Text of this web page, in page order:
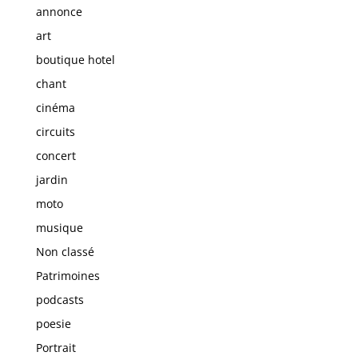
annonce
art
boutique hotel
chant
cinéma
circuits
concert
jardin
moto
musique
Non classé
Patrimoines
podcasts
poesie
Portrait